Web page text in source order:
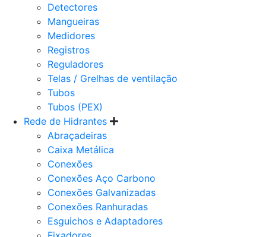
Detectores
Mangueiras
Medidores
Registros
Reguladores
Telas / Grelhas de ventilação
Tubos
Tubos (PEX)
Rede de Hidrantes
Abraçadeiras
Caixa Metálica
Conexões
Conexões Aço Carbono
Conexões Galvanizadas
Conexões Ranhuradas
Esguichos e Adaptadores